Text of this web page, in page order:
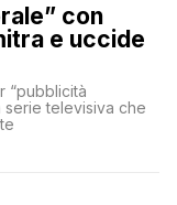
con
e uccide
“pubblicità
serie televisiva che